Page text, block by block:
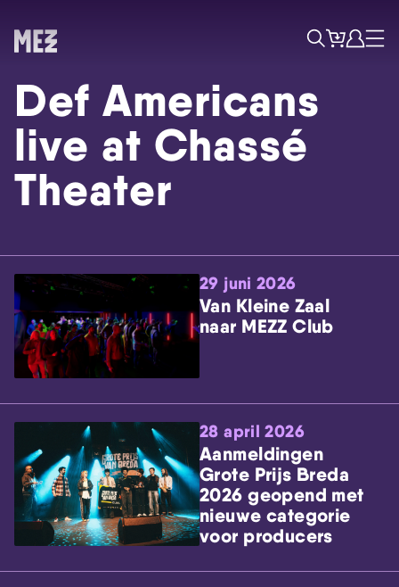
Skip navigatie
ZoekTicketsAccount
Menu
Def Americans
live at Chassé
Theater
29 juni 2026
Van Kleine Zaal
naar MEZZ Club
28 april 2026
Aanmeldingen
Grote Prijs Breda
2026 geopend met
nieuwe categorie
voor producers